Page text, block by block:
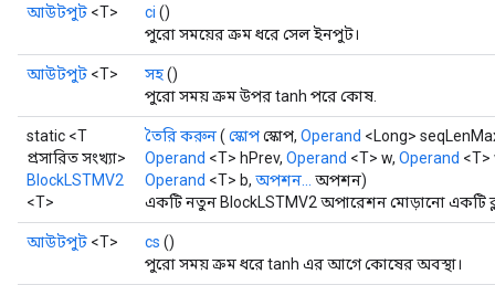
আউটপুট <T> ci ()
পুরো সময়ের ক্রম ধরে সেল ইনপুট।
আউটপুট <T> সহ()
পুরো সময় ক্রম উপর tanh পরে কোষ.
static <T
প্রসারিত সংখ্যা>
BlockLSTMV2
<T>
তৈরি করুন( স্কোপস্কোপ, Operand <Long>
Operand <T> hPrev, Operand <T> w, Operand
Operand <T> b, অপশন...
অপশন)
একটি নতুন BlockLSTMV2 অপারেশন মোড়ানো একটি
আউটপুট <T> cs ()
পুরো সময় ক্রম ধরে tanh এর আগে কোষের অবস্থা।